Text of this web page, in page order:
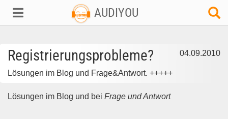
AUDIYOU
04.09.2010
Registrierungsprobleme?
Lösungen im Blog und Frage&Antwort. +++++
Lösungen im Blog und bei Frage und Antwort